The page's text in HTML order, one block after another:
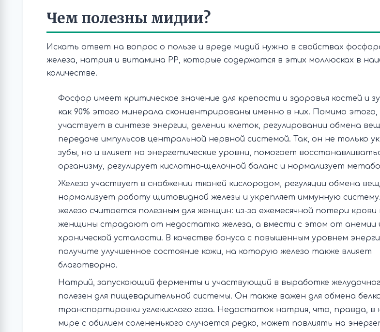
Чем полезны мидии?
Искать ответ на вопрос о пользе и вреде мидий нужно в свойствах
железа, натрия и витамина РР, которые содержатся в этих моллюсках в
количестве.
Фосфор имеет критическое значение для крепости и здоровья костей и
как 90% этого минерала сконцентрированы именно в них. Помимо этого,
участвует в синтезе энергии, делении клеток, регулировании обмена
передаче импульсов центральной нервной системой. Так, он не только
зубы, но и влияет на энергетические уровни, помогает
организму, регулирует кислотно-щелочной баланс и нормализует
Железо участвует в снабжении тканей кислородом, регуляции обмена
нормализует работу щитовидной железы и укрепляет иммунную
железо считается полезным для женщин: из-за ежемесячной потери крови
женщины страдают от недостатка железа, а вмести с этом от анемии
хронической усталости. В качестве бонуса с повышенным уровнем
получите улучшенное состояние кожи, на которую железо также влияет
благотворно.
Натрий, запускающий ферменты и участвующий в выработке
полезен для пищеварительной системы. Он также важен для обмена
транспортировки углекислого газа. Недостаток натрия, что, правда, в
мире с обилием солененького случается редко, может повлиять на